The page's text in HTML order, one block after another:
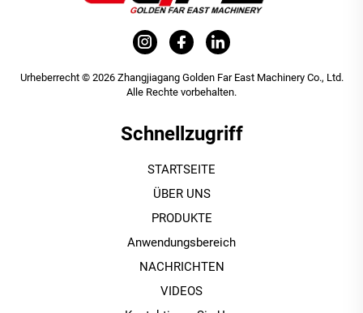
Urheberrecht © 2026 Zhangjiagang Golden Far East Machinery Co., Ltd.
Alle Rechte vorbehalten.
Schnellzugriff
STARTSEITE
ÜBER UNS
PRODUKTE
Anwendungsbereich
NACHRICHTEN
VIDEOS